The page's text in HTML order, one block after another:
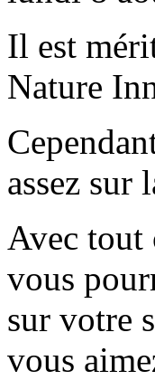
Il est
Nature
assez sur
Avec tout
vous
sur votre
vous